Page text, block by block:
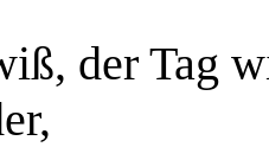
der Tag